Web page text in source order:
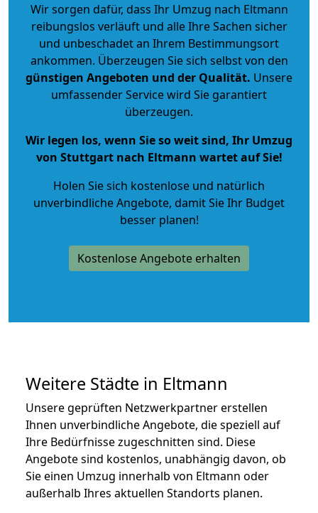
Wir sorgen dafür, dass Ihr Umzug nach Eltmann
reibungslos verläuft und alle Ihre Sachen sicher
und unbeschadet an Ihrem Bestimmungsort
ankommen. Überzeugen Sie sich selbst von den
günstigen Angeboten und der Qualität. Unsere
umfassender Service wird Sie garantiert
überzeugen.
Wir legen los, wenn Sie so weit sind, Ihr Umzug
von Stuttgart nach Eltmann wartet auf Sie!
Holen Sie sich kostenlose und natürlich
unverbindliche Angebote, damit Sie Ihr Budget
besser planen!
Kostenlose Angebote erhalten
Weitere Städte in Eltmann
Unsere geprüften Netzwerkpartner erstellen
Ihnen unverbindliche Angebote, die speziell auf
Ihre Bedürfnisse zugeschnitten sind. Diese
Angebote sind kostenlos, unabhängig davon, ob
Sie einen Umzug innerhalb von Eltmann oder
außerhalb Ihres aktuellen Standorts planen.